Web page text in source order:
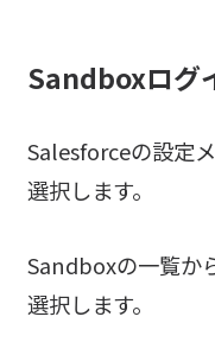
Sandboxログ
Salesforceの設定
選択します。
Sandboxの一覧か
選択します。